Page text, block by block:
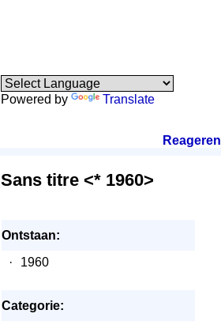
Powered by Translate
Reageren
Sans titre <* 1960>
Ontstaan:
·
1960
Categorie: